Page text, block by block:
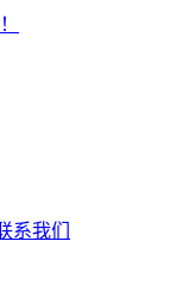
系我们